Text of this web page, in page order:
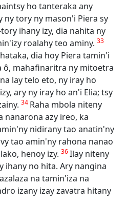
ho tanteraka any
ny tory ny mason'i Piera sy
ihany izy, dia nahita ny
roalahy teo aminy. 33
dia hoy Piera tamin'i
ô, mahafinaritra ny mitoetra
lay telo eto, ny iray ho
ary ny iray ho an'i Elia; tsy
34 Raha mbola niteny
nanarona azy ireo, ka
nidirany tao anatin'ny
tao amin'ny rahona nanao
henoy izy. 36Ilay niteny
ihany no hita. Ary nangina
na tamin'iza na
izany izay zavatra hitany